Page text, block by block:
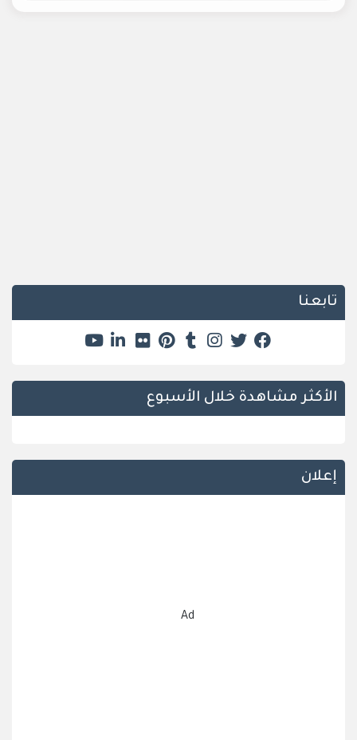
تابعنا
الأكثر مشاهدة خلال الأسبوع
إعلان
Ad